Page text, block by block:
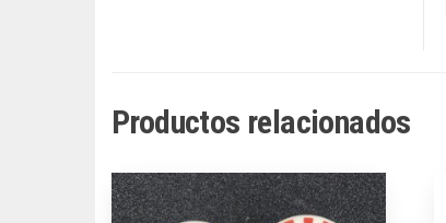
Productos relacionados